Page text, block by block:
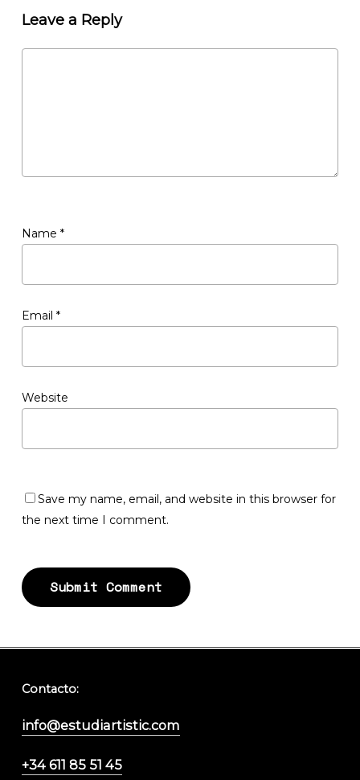
Leave a Reply
Name *
Email *
Website
Save my name, email, and website in this browser for
the next time I comment.
Contacto:
info@estudiartistic.com
+34 611 85 51 45